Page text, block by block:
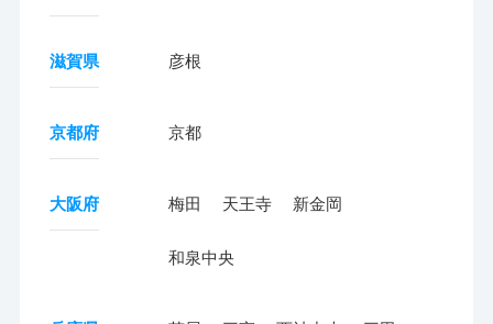
滋賀県 彦根
京都府 京都
大阪府 梅田 天王寺 新金岡
和泉中央